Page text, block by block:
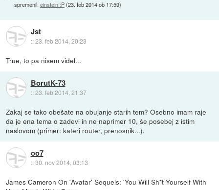
spremenil:einstein :P(23. feb 2014 ob 17:59)
Jst
::23. feb 2014, 20:23
True, to pa nisem videl...
BorutK-73
::23. feb 2014, 21:37
Zakaj se tako obešate na obujanje starih tem? Osebno imam raje
da je ena tema o zadevi in ne naprimer 10, še posebej z istim
naslovom (primer: kateri router, prenosnik...).
oo7
::30. nov 2014, 03:13
James Cameron On 'Avatar' Sequels: 'You Will Sh*t Yourself With